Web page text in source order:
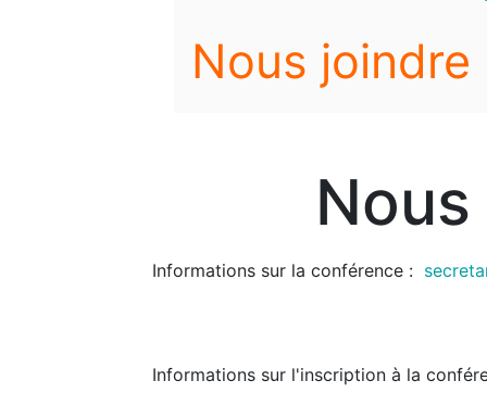
Nous joindre
Informations sur la conférence :
Informations sur l'inscription à la